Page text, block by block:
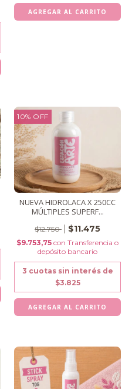
10% OFF
NUEVA HIDROLACA X 250CC
MÚLTIPLES SUPERF...
$12.750 $11.475
$9.753,75 con Transferencia o
depósito bancario
3 cuotas sin interés de
$3.825